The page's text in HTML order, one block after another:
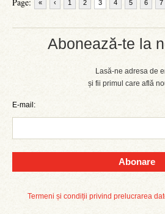
Abonează-te la
Lasă-ne adresa de
și fii primul care află
E-mail:
Abonare
Termeni și condiții privind prelucrarea
« ‹ 1 2 3 4 5 6 7